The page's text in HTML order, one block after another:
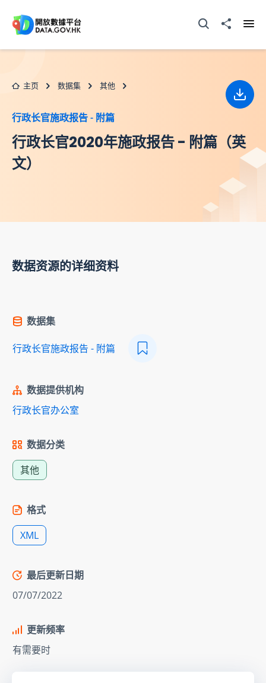
打开搜寻器分享至
主页 数据集 其他
行政长官施政报告 - 附篇
行政长官2020年施政报告 - 附篇（英
文）
下载
数据资源的详细资料
数据集
行政长官施政报告 - 附篇
数据提供机构
行政长官办公室
数据分类
其他
格式
XML
最后更新日期
07/07/2022
更新频率
有需要时